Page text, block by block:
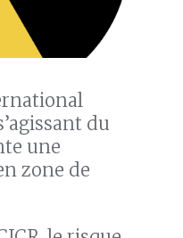
du
une
zone de